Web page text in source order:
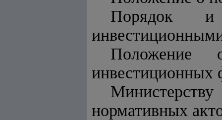
Порядок и
Положение
инвестиционных
нормативных